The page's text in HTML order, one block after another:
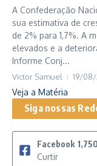
A Confederação
sua estimativa de
de 2% para 1,7%. A
elevados e a
Informe Conj...
Victor Samuel 19/
Veja a Matéria
Siga nossas
Facebook 1,750
Curtir